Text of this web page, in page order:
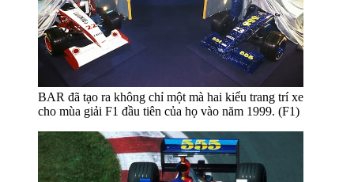
BAR đã tạo ra không chỉ một mà hai kiểu trang trí xe
cho mùa giải F1 đầu tiên của họ vào năm 1999. (F1)